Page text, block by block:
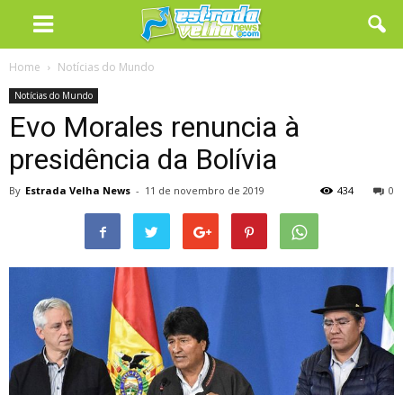
Home Notícias do Mundo
Notícias do Mundo
Evo Morales renuncia à
presidência da Bolívia
By Estrada Velha News - 11 de novembro de 2019 0
434